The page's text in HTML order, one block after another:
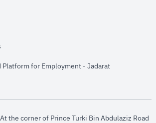
window
window
in new window
for Employment - Jadaratopens in new
the corner of Prince Turki Bin Abdulaziz Road